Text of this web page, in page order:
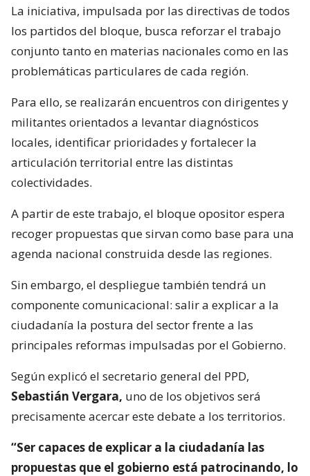
La iniciativa, impulsada por las directivas de todos
los partidos del bloque, busca reforzar el trabajo
conjunto tanto en materias nacionales como en las
problemáticas particulares de cada región.
Para ello, se realizarán encuentros con dirigentes y
militantes orientados a levantar diagnósticos
locales, identificar prioridades y fortalecer la
articulación territorial entre las distintas
colectividades.
A partir de este trabajo, el bloque opositor espera
recoger propuestas que sirvan como base para una
agenda nacional construida desde las regiones.
Sin embargo, el despliegue también tendrá un
componente comunicacional: salir a explicar a la
ciudadanía la postura del sector frente a las
principales reformas impulsadas por el Gobierno.
Según explicó el secretario general del PPD,
Sebastián Vergara, uno de los objetivos será
precisamente acercar este debate a los territorios.
“Ser capaces de explicar a la ciudadanía las
propuestas que el gobierno está patrocinando, lo